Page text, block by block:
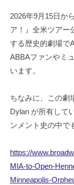
2026年9月15日か
ア！』全米ツアー
する歴史的劇場で
ABBAファンやミ
います。
ちなみに、この劇
Dylan が所有して
ンメント史の中で
https://
MIA-to-Open-
Minneapolis-